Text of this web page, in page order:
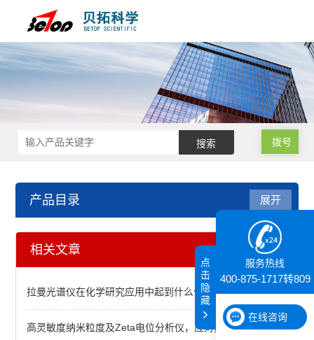
拨号
产品目录
代理产品
原子吸收光谱（AAS）
展开
相关文章
拉曼光谱仪在化学研究应用中起到什么作用
高灵敏度纳米粒度及Zeta电位分析仪，应对复杂样品
服务热线
400-875-1717转809
在线咨询
点
击
隐
藏